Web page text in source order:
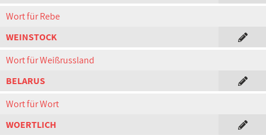
Wort für Rebe
WEINSTOCK
Wort für Weißrussland
BELARUS
Wort für Wort
WOERTLICH